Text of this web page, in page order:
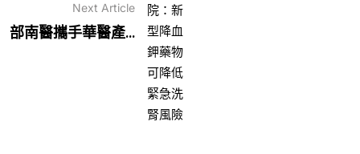
Next Article
部南醫攜手華醫產...